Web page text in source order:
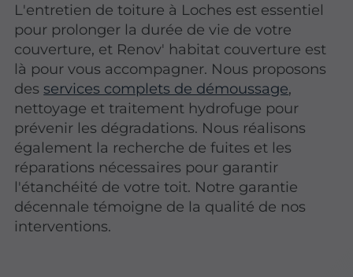
L'entretien de toiture à Loches est essentiel
pour prolonger la durée de vie de votre
couverture, et Renov' habitat couverture est
là pour vous accompagner. Nous proposons
des services complets de démoussage,
nettoyage et traitement hydrofuge pour
prévenir les dégradations. Nous réalisons
également la recherche de fuites et les
réparations nécessaires pour garantir
l'étanchéité de votre toit. Notre garantie
décennale témoigne de la qualité de nos
interventions.